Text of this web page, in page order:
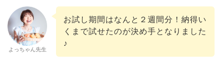
よっちゃん先生
お試し期間はなんと２週間分！納得い
くまで試せたのが決め手となりました
♪